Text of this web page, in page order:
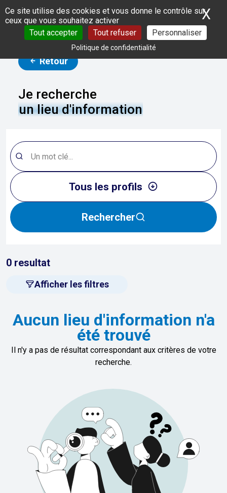
Panneau de gestion des cookies
Ce site utilise des cookies et vous donne le contrôle sur
ceux que vous souhaitez activer
Tout accepter
Tout refuser Personnaliser
Politique de confidentialité
X
Retour
Je recherche
un lieu d'information
Tous les profils
Rechercher
Afficher les filtres
0 resultat
Aucun lieu d'information n'a
été trouvé
Il n'y a pas de résultat correspondant aux critères de votre
recherche.